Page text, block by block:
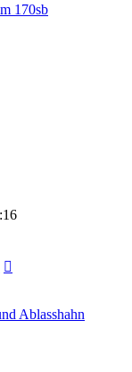
170sb
Ablasshahn